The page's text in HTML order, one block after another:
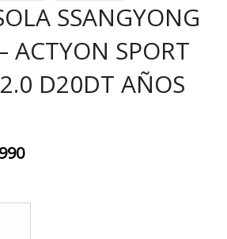
SSANGYONG
ACTYON SPORT
D20DT AÑOS
El
actual